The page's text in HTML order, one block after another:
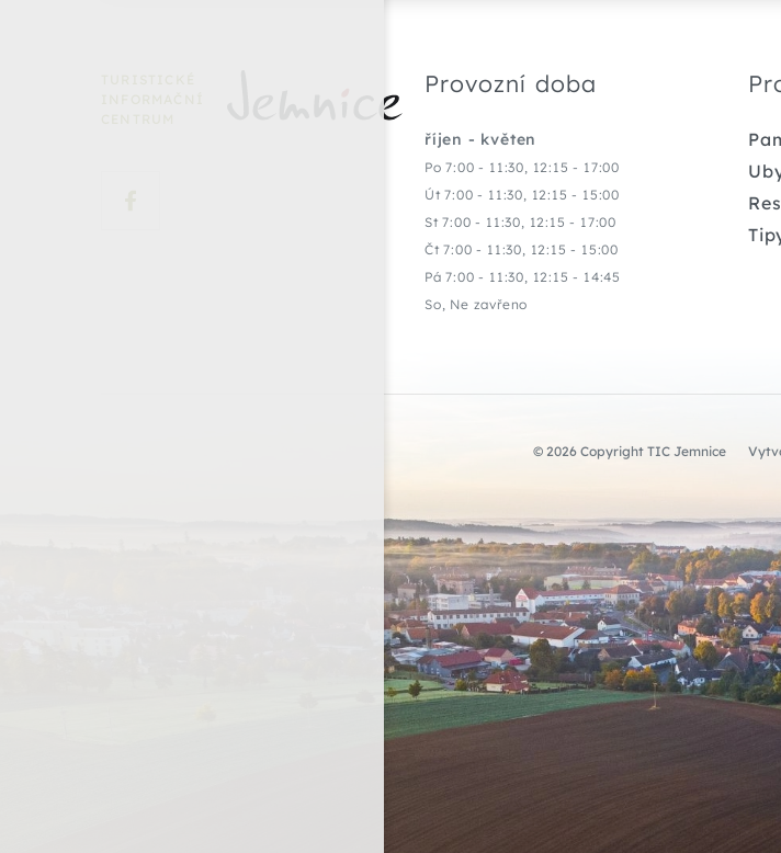
Provozní doba
říjen - květen
Po 7:00 - 11:30, 12:15 - 17:00
Út 7:00 - 11:30, 12:15 - 15:00
St 7:00 - 11:30, 12:15 - 17:00
Čt 7:00 - 11:30, 12:15 - 15:00
Pá 7:00 - 11:30, 12:15 - 14:45
So, Ne zavřeno
© 2026 Copyright TIC Jemnice